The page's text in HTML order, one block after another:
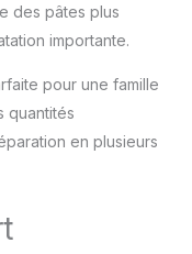
préparer des
épaisses
et des
(jusqu'à
ET
kit de
vous
des pâtes plus
importante.
pour une famille
quantités
en plusieurs